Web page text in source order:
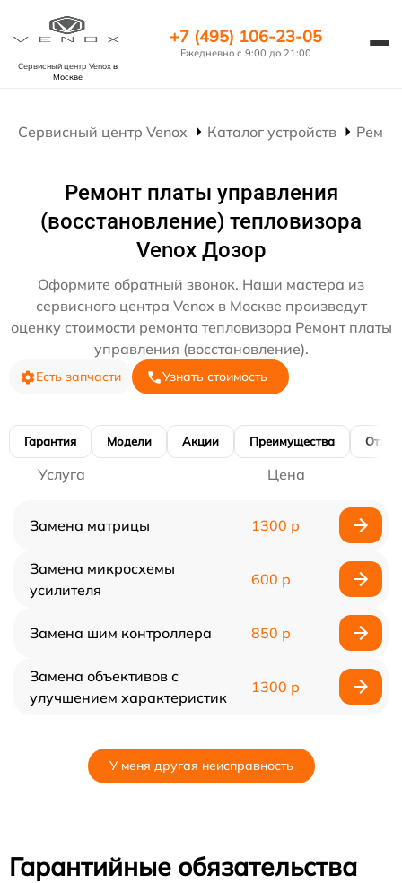
Сервисный центр Venoxв
Москве
+7 (495) 106-23-05
Ежедневно с 9:00 до 21:00
Сервисный центр Venox Каталог устройств
Ремонт платы управления
(восстановление) тепловизора
Venox Дозор
Оформите обратный звонок. Наши мастера из
сервисного центра Venox в Москве произведут
оценку стоимости ремонта тепловизора Ремонт платы
управления (восстановление).
Есть запчасти Узнать стоимость
Гарантия Модели Акции Преимущества
Услуга Цена
Замена матрицы 1300 р
Замена микросхемы
усилителя
600 р
Замена шим контроллера 850 р
Замена объективов с
улучшением характеристик
1300 р
У меня другая неисправность
Гарантийные обязательства